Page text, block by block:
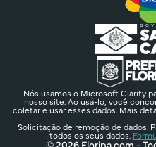
Nós usamos o Microsoft Clarity
nosso site. Ao usá-lo, você
coletar e usar esses dados. Mais
Solicitação de remoção de dados.
todos os seus dados.
© 2026 Floripa.com -